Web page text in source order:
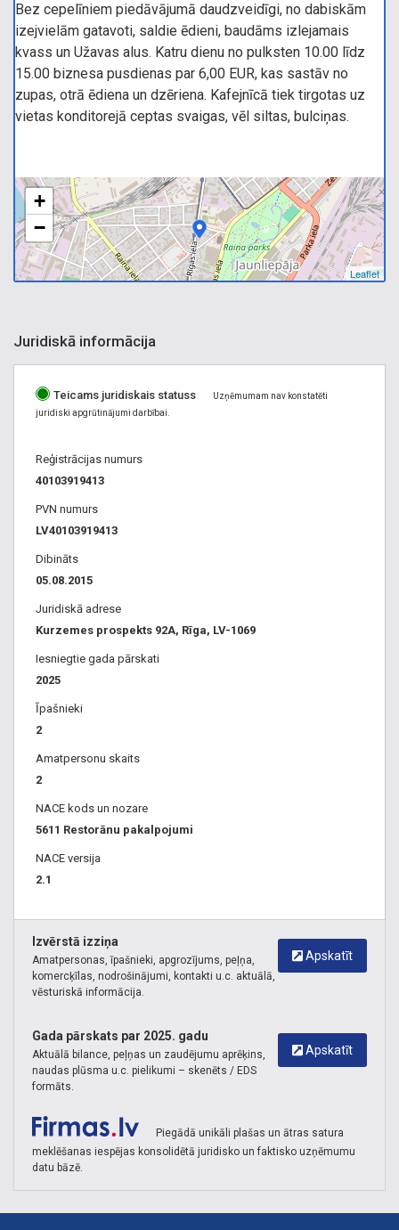
Bez cepelīniem piedāvājumā daudzveidīgi, no dabiskām
izejvielām gatavoti, saldie ēdieni, baudāms izlejamais
kvass un Užavas alus. Katru dienu no pulksten 10.00 līdz
15.00 biznesa pusdienas par 6,00 EUR, kas sastāv no
zupas, otrā ēdiena un dzēriena. Kafejnīcā tiek tirgotas uz
vietas konditorejā ceptas svaigas, vēl siltas, bulciņas.
+
−
Leaflet
Juridiskā informācija
Teicams juridiskais statuss
Uzņēmumam nav konstatēti
juridiski apgrūtinājumi darbībai.
Reģistrācijas numurs
40103919413
PVN numurs
LV40103919413
Dibināts
05.08.2015
Juridiskā adrese
Kurzemes prospekts 92A, Rīga, LV-1069
Iesniegtie gada pārskati
2025
Īpašnieki
2
Amatpersonu skaits
2
NACE kods un nozare
5611 Restorānu pakalpojumi
NACE versija
2.1
Apskatīt
Izvērstā izziņa
Amatpersonas, īpašnieki, apgrozījums, peļņa,
komercķīlas, nodrošinājumi, kontakti u.c. aktuālā,
vēsturiskā informācija.
Apskatīt
Gada pārskats par 2025. gadu
Aktuālā bilance, peļņas un zaudējumu aprēķins,
naudas plūsma u.c. pielikumi – skenēts / EDS
formāts.
Piegādā unikāli plašas un ātras satura
meklēšanas iespējas konsolidētā juridisko un faktisko uzņēmumu
datu bāzē.